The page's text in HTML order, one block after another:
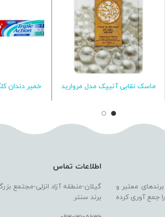
اطلاعات بیشتر
ماسک نقابی آنیپک مدل مروارید
معتبر و
جمع آوری کرده
اطلاعات تماس
گیلان-منطقه آزاد انزلی-مجتمع
برند سنتر